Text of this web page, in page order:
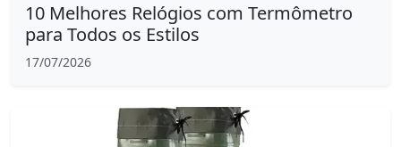
10 Melhores Relógios com Termômetro
para Todos os Estilos
17/07/2026